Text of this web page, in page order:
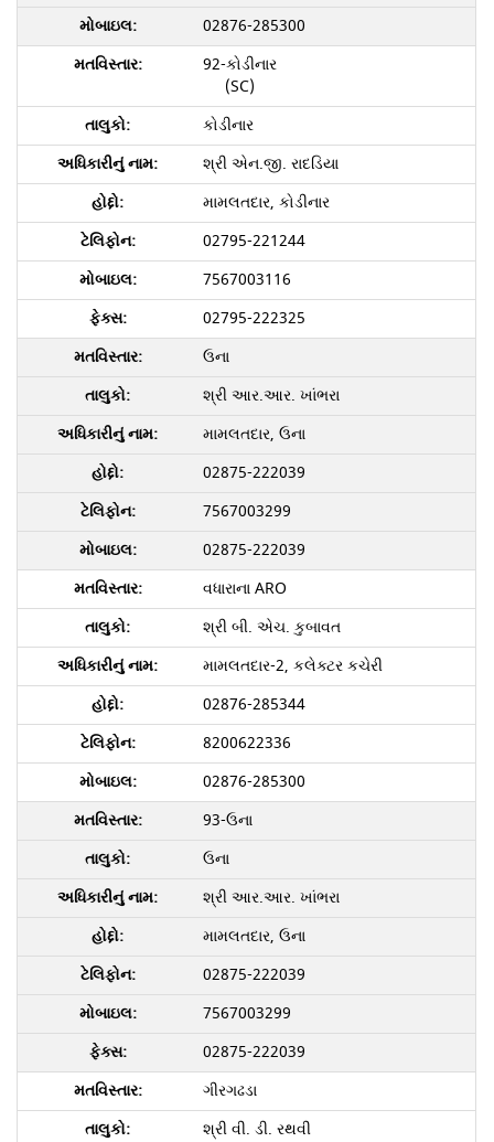
02876-285300
92-કોડીનાર
(SC)
કોડીનાર
શ્રી એન.જી. રાદડિયા
મામલતદાર, કોડીનાર
02795-221244
7567003116
02795-222325
ઉના
શ્રી આર.આર. ખાંભરા
મામલતદાર, ઉના
02875-222039
7567003299
02875-222039
વધારાના ARO
શ્રી બી. એચ. કુબાવત
મામલતદાર-2, કલેક્ટર કચેરી
02876-285344
8200622336
02876-285300
93-ઉના
ઉના
શ્રી આર.આર. ખાંભરા
મામલતદાર, ઉના
02875-222039
7567003299
02875-222039
ગીરગઢડા
શ્રી વી. ડી. રથવી